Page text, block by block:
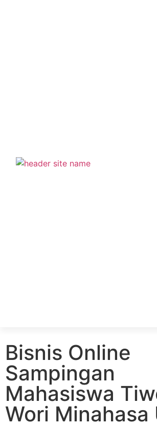
Bisnis Online
Sampingan
Mahasiswa
Wori Minahasa